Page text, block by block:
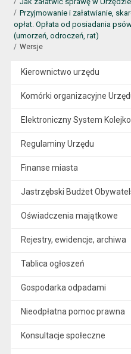
Przyjmowanie i załatwianie,
opłat. Opłata od posiadania
(umorzeń, odroczeń, rat)
Wersje
Kierownictwo urzędu
Komórki organizacyjne
Elektroniczny System
Regulaminy Urzędu
Finanse miasta
Jastrzębski Budżet
Oświadczenia majątkowe
Rejestry, ewidencje, archiwa
Tablica ogłoszeń
Gospodarka odpadami
Nieodpłatna pomoc prawna
Konsultacje społeczne